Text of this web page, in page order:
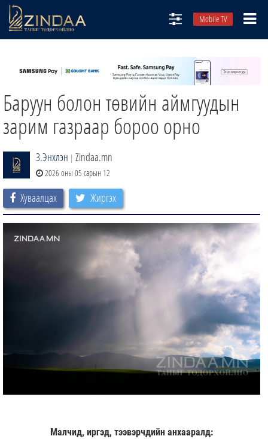
Mobile TV
ТВ8
ӨГЛӨӨНИЙ СОНИН
АУДИО ЗОХИОЛ
ЗИНДАА СЭТГҮҮЛ
Баруун болон төвийн аймгуудын
зарим газраар бороо орно
З.Энхлэн | Zindaa.mn
2026 оны 05 сарын 12
Хуваалцах Жиргэх
Малчид, иргэд, тээвэрчдийн анхааралд: